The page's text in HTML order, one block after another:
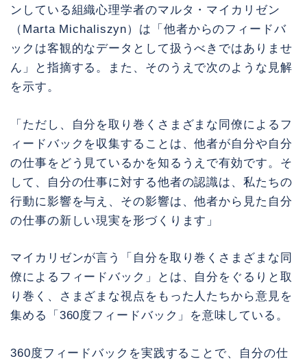
ンしている組織心理学者のマルタ・マイカリゼン
（Marta Michaliszyn）は「他者からのフィードバ
ックは客観的なデータとして扱うべきではありませ
ん」と指摘する。また、そのうえで次のような見解
を示す。
「ただし、自分を取り巻くさまざまな同僚によるフ
ィードバックを収集することは、他者が自分や自分
の仕事をどう見ているかを知るうえで有効です。そ
して、自分の仕事に対する他者の認識は、私たちの
行動に影響を与え、その影響は、他者から見た自分
の仕事の新しい現実を形づくります」
マイカリゼンが言う「自分を取り巻くさまざまな同
僚によるフィードバック」とは、自分をぐるりと取
り巻く、さまざまな視点をもった人たちから意見を
集める「360度フィードバック」を意味している。
360度フィードバックを実践することで、自分の仕